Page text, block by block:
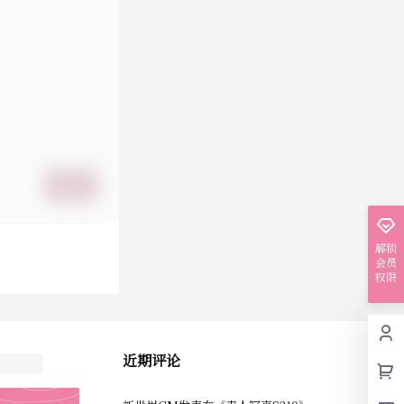
解锁
会员
权限
近期评论